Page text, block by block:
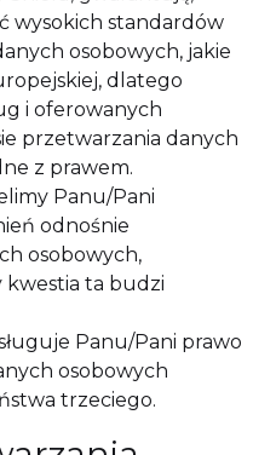
wysokich standardów
osobowych, jakie
dlatego
i oferowanych
przetwarzania danych
z prawem.
Panu/Pani
odnośnie
osobowych,
kwestia ta budzi
Panu/Pani prawo
osobowych
trzeciego.